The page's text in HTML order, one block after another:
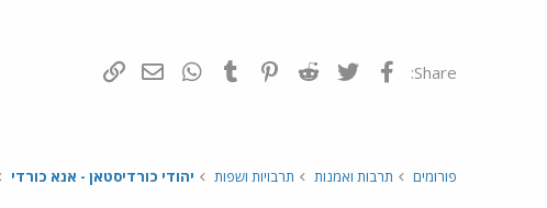
Share: פייסבוק Twitter
Reddit
Pinterest
Tumblr
WhatsAppדואר אלקטרוני
פורומים תרבות ואמנות תרבויות ושפות יהודי כורדיסטאן - אנא כורדי